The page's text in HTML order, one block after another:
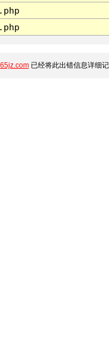
已经将此出错信息详细